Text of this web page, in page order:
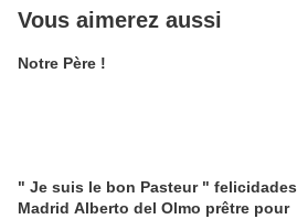
Vous aimerez aussi
Notre Père !
" Je suis le bon Pasteur " felicidades
Madrid Alberto del Olmo prêtre pour